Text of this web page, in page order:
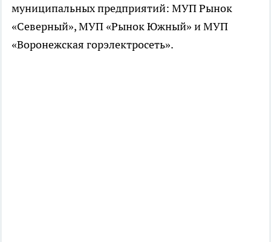
муниципальных предприятий: МУП Рынок
«Северный», МУП «Рынок Южный» и МУП
«Воронежская горэлектросеть».